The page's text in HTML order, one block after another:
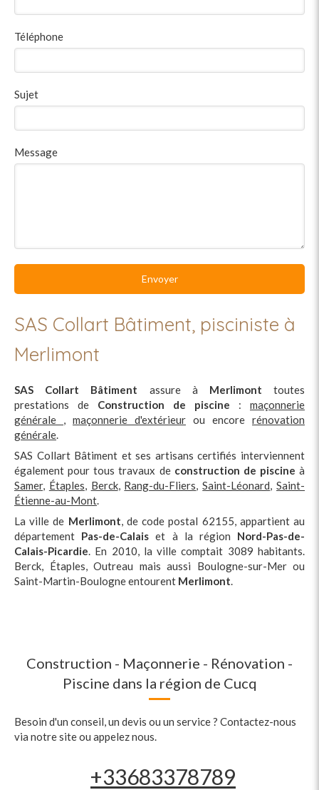
Téléphone
Sujet
Message
Envoyer
SAS Collart Bâtiment, pisciniste à
Merlimont
SAS Collart Bâtiment assure à Merlimont toutes
prestations de Construction de piscine : maçonnerie
générale , maçonnerie d'extérieur ou encore rénovation
générale.
SAS Collart Bâtiment et ses artisans certifiés interviennent
également pour tous travaux de construction de piscine à
Samer, Étaples, Berck, Rang-du-Fliers,Saint-Léonard,Saint-
Étienne-au-Mont.
La ville de Merlimont, de code postal 62155, appartient au
département Pas-de-Calais et à la région Nord-Pas-de-
Calais-Picardie. En 2010, la ville comptait 3089 habitants.
Berck, Étaples, Outreau mais aussi Boulogne-sur-Mer ou
Saint-Martin-Boulogne entourent Merlimont.
Construction - Maçonnerie - Rénovation -
Piscine dans la région de Cucq
Besoin d'un conseil, un devis ou un service ? Contactez-nous
via notre site ou appelez nous.
+33683378789